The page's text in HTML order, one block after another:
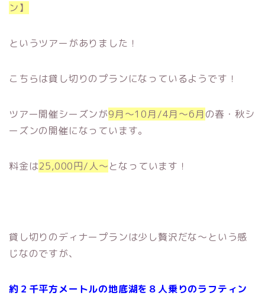
ン】
というツアーがありました！
こちらは貸し切りのプランになっているようです！
ツアー開催シーズンが9月～10月/4月～6月 の春・秋シ
ーズンの開催になっています。
料金は25,000円/人～となっています！
貸し切りのディナープランは少し贅沢だな～という感
じなのですが、
約２千平方メートルの地底湖を８人乗りのラフティン